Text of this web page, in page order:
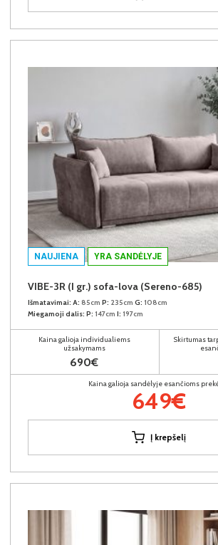
NAUJIENA YRA SANDĖLYJE
VIBE-3R (I gr.) sofa-lova (Sereno-685)
Išmatavimai: A: 85cm P: 235cm G: 108cm
Miegamoji dalis: P: 147cm I: 197cm
Kaina galioja individualiems
užsakymams
690€
Skirtumas
Kaina galioja sandėlyje esančioms
649€
Į krepšelį